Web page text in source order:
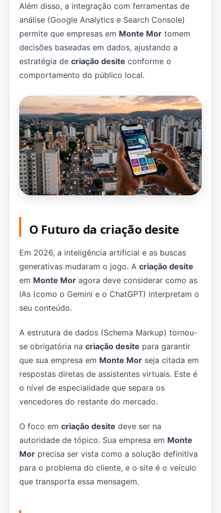
Além disso, a integração com ferramentas de
análise (Google Analytics e Search Console)
permite que empresas em Monte Mor tomem
decisões baseadas em dados, ajustando a
estratégia de criação desite conforme o
comportamento do público local.
O Futuro da criação desite
Em 2026, a inteligência artificial e as buscas
generativas mudaram o jogo. A criação desite
em Monte Mor agora deve considerar como as
IAs (como o Gemini e o ChatGPT) interpretam o
seu conteúdo.
A estrutura de dados (Schema Markup) tornou-
se obrigatória na criação desite para garantir
que sua empresa em Monte Mor seja citada em
respostas diretas de assistentes virtuais. Este é
o nível de especialidade que separa os
vencedores do restante do mercado.
O foco em criação desite deve ser na
autoridade de tópico. Sua empresa em Monte
Mor precisa ser vista como a solução definitiva
para o problema do cliente, e o site é o veículo
que transporta essa mensagem.